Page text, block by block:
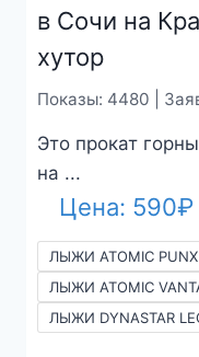
в Сочи на
хутор
Показы: 4480 |
Это прокат
на ...
Цена: 590₽
ЛЫЖИ ATOMIC PUNX
ЛЫЖИ ATOMIC
ЛЫЖИ DYNASTAR